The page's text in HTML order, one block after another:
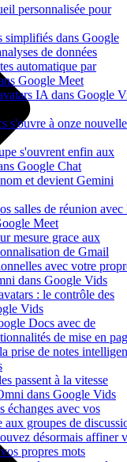
personnalisée pour
simplifiés dans Google
de données
automatique par
Google Meet
IA dans Google
s'ouvre à onze
s'ouvrent enfin aux
Google Chat
et devient Gemini
salles de réunion avec
Meet
mesure grace aux
de Gmail
avec votre
dans Google Vids
: le contrôle des
Vids
Docs avec de
de mise en
prise de notes
passent à la vitesse
dans Google Vids
échanges avec vos
aux groupes de
désormais affiner
propres mots